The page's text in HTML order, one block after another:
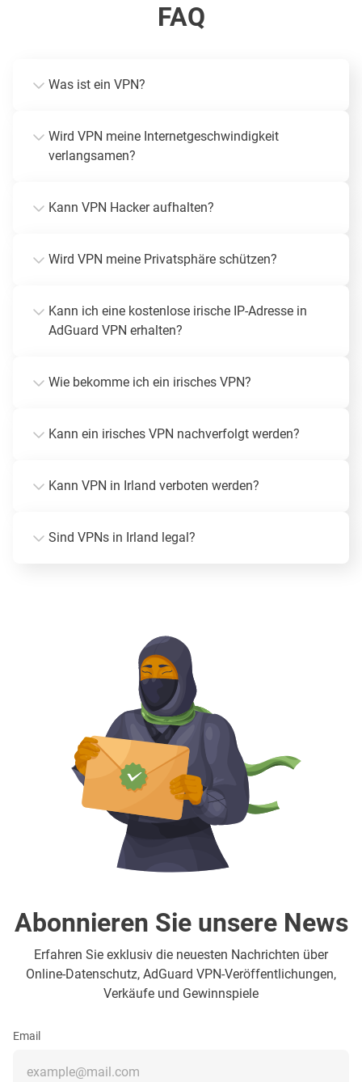
FAQ
Was ist ein VPN?
Wird VPN meine Internetgeschwindigkeit
verlangsamen?
Kann VPN Hacker aufhalten?
Wird VPN meine Privatsphäre schützen?
Kann ich eine kostenlose irische IP-Adresse in
AdGuard VPN erhalten?
Wie bekomme ich ein irisches VPN?
Kann ein irisches VPN nachverfolgt werden?
Kann VPN in Irland verboten werden?
Sind VPNs in Irland legal?
Abonnieren Sie unsere News
Erfahren Sie exklusiv die neuesten Nachrichten über
Online-Datenschutz, AdGuard VPN-Veröffentlichungen,
Verkäufe und Gewinnspiele
Email